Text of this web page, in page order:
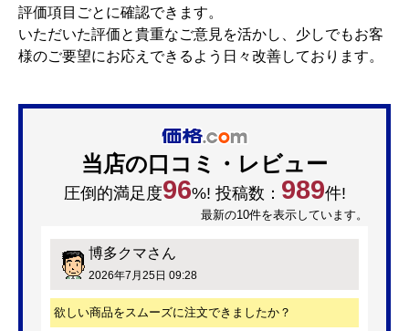
評価項目ごとに確認できます。
いただいた評価と貴重なご意見を活かし、少しでもお客
様のご要望にお応えできるよう日々改善しております。
当店の口コミ・レビュー
圧倒的満足度96%! 投稿数： 989件!
最新の10件を表示しています。
博多クマさん
2026年7月25日 09:28
欲しい商品をスムーズに注文できましたか？